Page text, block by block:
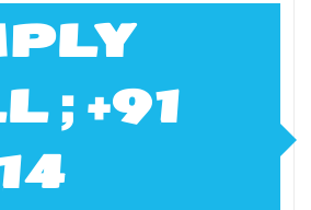
; +91